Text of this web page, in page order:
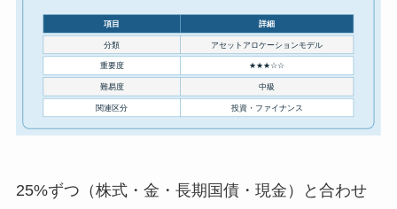
25%ずつ（株式・金・長期国債・現金）と合わせ